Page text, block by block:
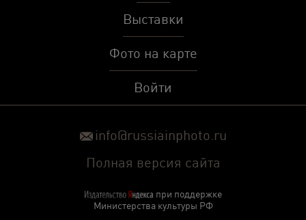
Выставки
Фото на карте
Войти
info@russiainphoto.ru
Полная версия сайта
при поддержке
Министерства культуры РФ